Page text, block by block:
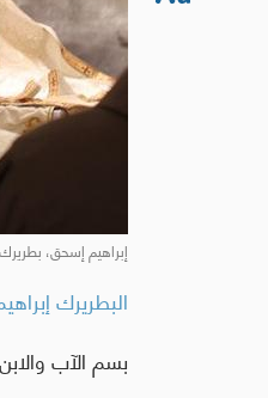
إبراهيم إسحق، بطريرك
البطريرك
بسم الآب